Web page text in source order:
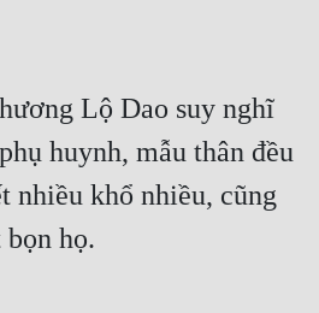
Lộ Dao suy nghĩ
huynh, mẫu thân đều
nhiều khổ nhiều, cũng
họ.